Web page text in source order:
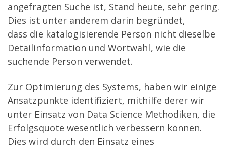
angefragten Suche ist, Stand heute, sehr gering.
Dies ist unter anderem darin begründet,
dass die katalogisierende Person nicht dieselbe
Detailinformation und Wortwahl, wie die
suchende Person verwendet.
Zur Optimierung des Systems, haben wir einige
Ansatzpunkte identifiziert, mithilfe derer wir
unter Einsatz von Data Science Methodiken, die
Erfolgsquote wesentlich verbessern können.
Dies wird durch den Einsatz eines